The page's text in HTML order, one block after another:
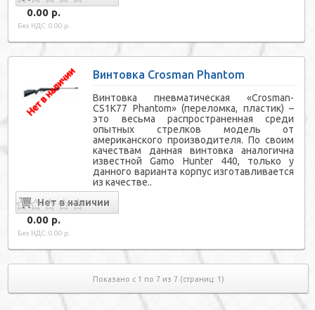
0.00 р.
Без НДС: 0.00 р.
Винтовка Crosman Phantom
Винтовка пневматическая «Crosman-
СS1К77 Phantom» (переломка, пластик) –
это весьма распространенная среди
опытных стрелков модель от
американского производителя. По своим
качествам данная винтовка аналогична
известной Gamo Hunter 440, только у
данного варианта корпус изготавливается
из качестве..
0.00 р.
Без НДС: 0.00 р.
Показано с 1 по 7 из 7 (страниц: 1)